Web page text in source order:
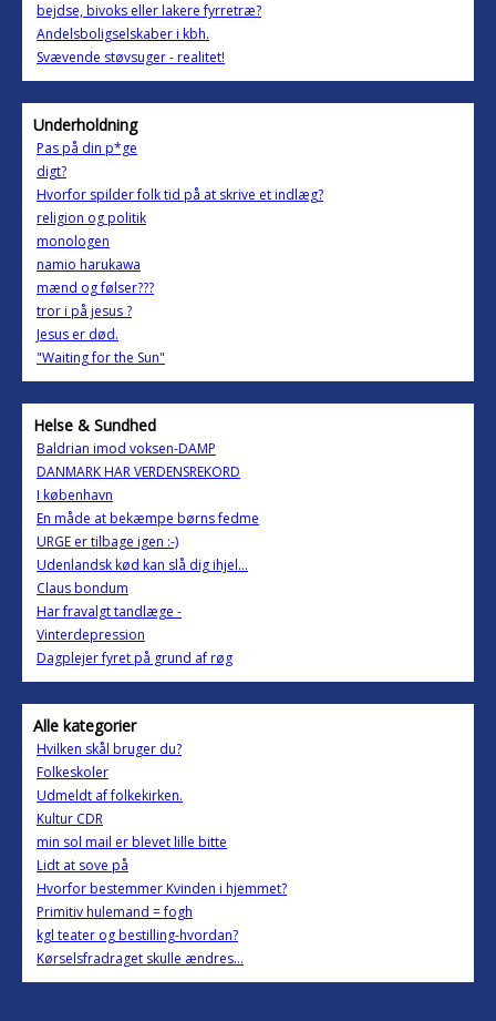
bejdse, bivoks eller lakere fyrretræ?
Andelsboligselskaber i kbh.
Svævende støvsuger - realitet!
Underholdning
Pas på din p*ge
digt?
Hvorfor spilder folk tid på at skrive et indlæg?
religion og politik
monologen
namio harukawa
mænd og følser???
tror i på jesus ?
Jesus er død.
"Waiting for the Sun"
Helse & Sundhed
Baldrian imod voksen-DAMP
DANMARK HAR VERDENSREKORD
I københavn
En måde at bekæmpe børns fedme
URGE er tilbage igen :-)
Udenlandsk kød kan slå dig ihjel...
Claus bondum
Har fravalgt tandlæge -
Vinterdepression
Dagplejer fyret på grund af røg
Alle kategorier
Hvilken skål bruger du?
Folkeskoler
Udmeldt af folkekirken.
Kultur CDR
min sol mail er blevet lille bitte
Lidt at sove på
Hvorfor bestemmer Kvinden i hjemmet?
Primitiv hulemand = fogh
kgl teater og bestilling-hvordan?
Kørselsfradraget skulle ændres...